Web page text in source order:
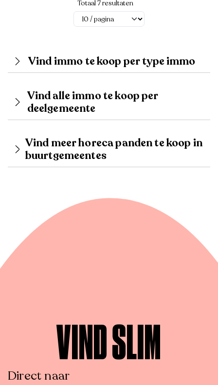
Totaal 7 resultaten
Vind immo te koop per type immo
Vind alle immo te koop per
deelgemeente
Vind meer horeca panden te koop in
buurtgemeentes
VIND SLIM
Direct naar